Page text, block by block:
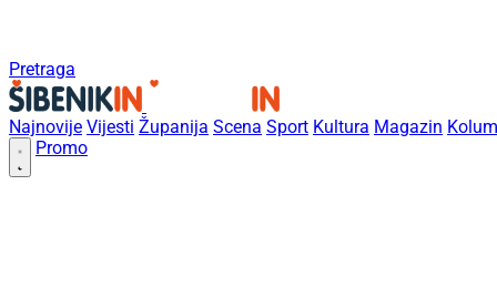
Pretraga
Najnovije Vijesti Županija Scena Sport Kultura Magazin
Promo